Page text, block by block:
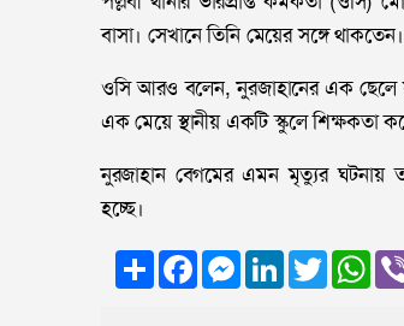
বাসা। সেখানে তিনি মেয়ের সঙ্গে
ওসি আরও বলেন, নুরজাহানের এক ছেলে
এক মেয়ে স্থানীয় একটি স্কুলে শিক্ষকতা
নুরজাহান বেগমের এমন মৃত্যুর ঘটনায়
হচ্ছে।
ShareFacebookMessenger
LinkedInTwitter